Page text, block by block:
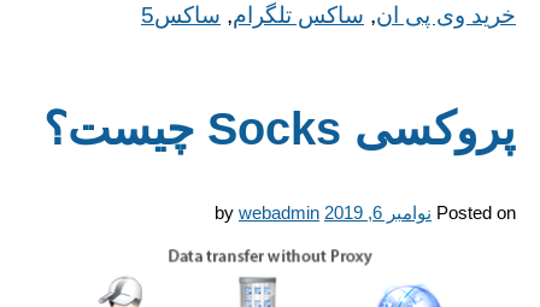
خرید وی پی ان, ساکس تلگرام, ساکس5
پروکسی Socks چیست؟
Posted on نوامبر 6, 2019 by webadmin